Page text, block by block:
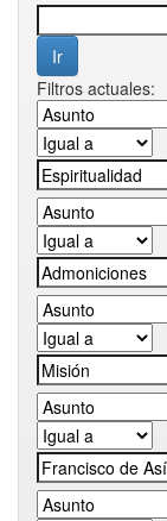
Filtros actuales: